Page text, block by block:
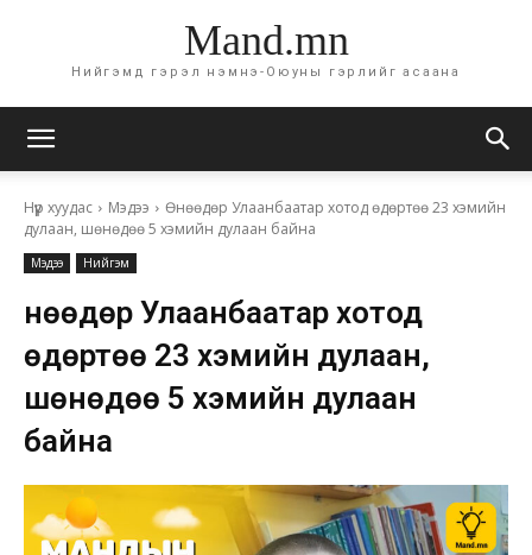
Mand.mn
Нийгэмд гэрэл нэмнэ-Оюуны гэрлийг асаана
Нүүр хуудас Мэдээ
Өнөөдөр Улаанбаатар хотод өдөртөө 23 хэмийн
дулаан, шөнөдөө 5 хэмийн дулаан байна
Мэдээ Нийгэм
Өнөөдөр Улаанбаатар хотод
өдөртөө 23 хэмийн дулаан,
шөнөдөө 5 хэмийн дулаан
байна